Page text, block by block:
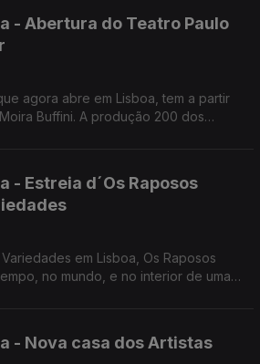
- Abertura do Teatro Paulo
agora abre em Lisboa, tem a partir
Buffini. A produção 200 dos
- Estreia d´Os Raposos
em Lisboa, Os Raposos
no mundo, e no interior de uma
- Nova casa dos Artistas